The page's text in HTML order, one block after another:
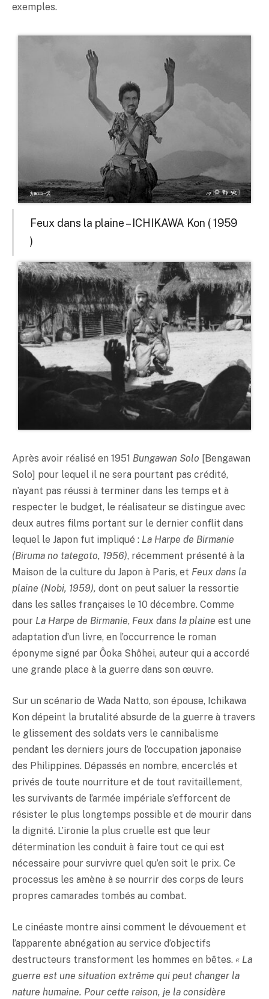
exemples.
Feux dans la plaine – ICHIKAWA Kon ( 1959
)
Après avoir réalisé en 1951 Bungawan Solo [Bengawan
Solo] pour lequel il ne sera pourtant pas crédité,
n’ayant pas réussi à terminer dans les temps et à
respecter le budget, le réalisateur se distingue avec
deux autres films portant sur le dernier conflit dans
lequel le Japon fut impliqué : La Harpe de Birmanie
(Biruma no tategoto, 1956), récemment présenté à la
Maison de la culture du Japon à Paris, et Feux dans la
plaine (Nobi, 1959), dont on peut saluer la ressortie
dans les salles françaises le 10 décembre. Comme
pour La Harpe de Birmanie, Feux dans la plaine est une
adaptation d’un livre, en l’occurrence le roman
éponyme signé par Ôoka Shôhei, auteur qui a accordé
une grande place à la guerre dans son œuvre.
Sur un scénario de Wada Natto, son épouse, Ichikawa
Kon dépeint la brutalité absurde de la guerre à travers
le glissement des soldats vers le cannibalisme
pendant les derniers jours de l’occupation japonaise
des Philippines. Dépassés en nombre, encerclés et
privés de toute nourriture et de tout ravitaillement,
les survivants de l’armée impériale s’efforcent de
résister le plus longtemps possible et de mourir dans
la dignité. L’ironie la plus cruelle est que leur
détermination les conduit à faire tout ce qui est
nécessaire pour survivre quel qu’en soit le prix. Ce
processus les amène à se nourrir des corps de leurs
propres camarades tombés au combat.
Le cinéaste montre ainsi comment le dévouement et
l’apparente abnégation au service d’objectifs
destructeurs transforment les hommes en bêtes. « La
guerre est une situation extrême qui peut changer la
nature humaine. Pour cette raison, je la considère